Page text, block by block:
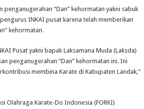
“Dan” kehormatan yakni sabuk
INKAI pusat karena telah memberikan
kehormatan.
Pusat yakni bapak Laksamana Muda (Laksda)
penganugerahan “Dan” kehormatan ini. Ini
membina Karate di Kabupaten Landak,”
Olahraga Karate-Do Indonesia (FORKI)